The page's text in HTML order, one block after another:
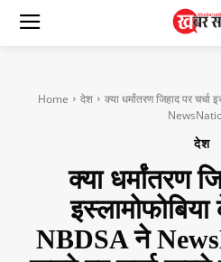
Home देश
क्या धर्मांतरण जिहाद पर
देश
क्या धर्मांतरण
NBDSA ने